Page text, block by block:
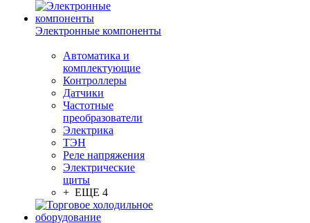
Электронные компоненты
Автоматика и
комплектующие
Контроллеры
Датчики
Частотные
преобразователи
Электрика
ТЭН
Реле напряжения
Электрические
щиты
+ ЕЩЕ 4